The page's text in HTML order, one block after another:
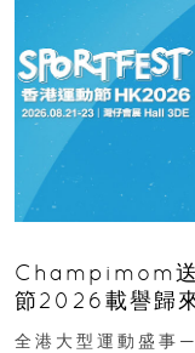
Champimom
節2026載譽歸
動、街舞比賽＋
全港大型運動盛事